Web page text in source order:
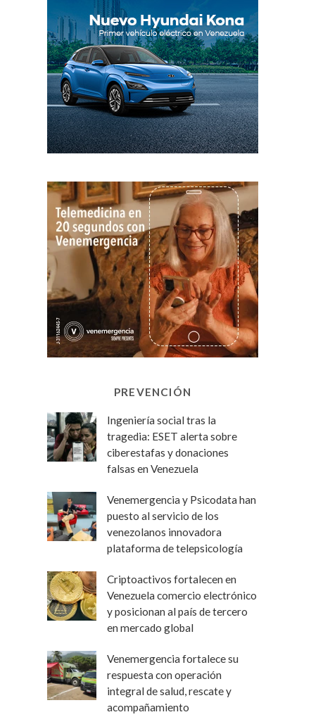
PREVENCIÓN
Ingeniería social tras la
tragedia: ESET alerta sobre
ciberestafas y donaciones
falsas en Venezuela
Venemergencia y Psicodata han
puesto al servicio de los
venezolanos innovadora
plataforma de telepsicología
Criptoactivos fortalecen en
Venezuela comercio electrónico
y posicionan al país de tercero
en mercado global
Venemergencia fortalece su
respuesta con operación
integral de salud, rescate y
acompañamiento